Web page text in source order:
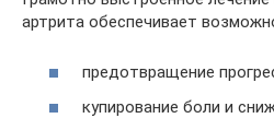
артрита обеспечивает
предотвращение
купирование боли и